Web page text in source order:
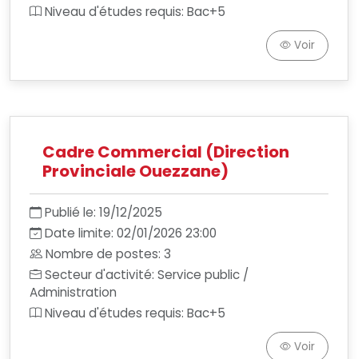
Niveau d'études requis: Bac+5
Voir
Cadre Commercial (Direction
Provinciale Ouezzane)
Publié le: 19/12/2025
Date limite: 02/01/2026 23:00
Nombre de postes: 3
Secteur d'activité: Service public /
Administration
Niveau d'études requis: Bac+5
Voir